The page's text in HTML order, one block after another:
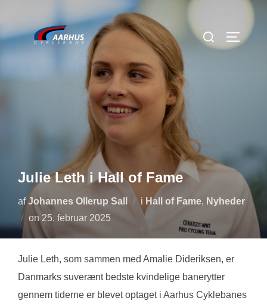
indhold
Søg
efter:
SLÅ
Julie Leth i Hall of Fame
afJohannes Ollerup Sall i Hall of Fame, Nyheder
on Udgivet
d.
25. februar 2025
Julie Leth, som sammen med Amalie Dideriksen, er
Danmarks suverænt bedste kvindelige banerytter
gennem tiderne er blevet optaget i Aarhus Cyklebanes